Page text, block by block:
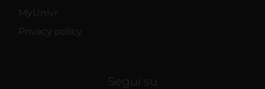
MyUnivr
Privacy policy
Segui su